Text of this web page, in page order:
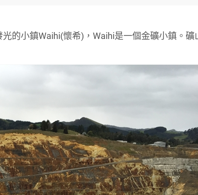
的小鎮Waihi(懷希)，Waihi是一個金礦小鎮。礦